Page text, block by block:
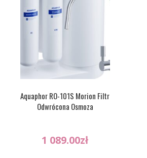
Aquaphor RO-101S Morion Filtr
Odwrócona Osmoza
1 089.00zł